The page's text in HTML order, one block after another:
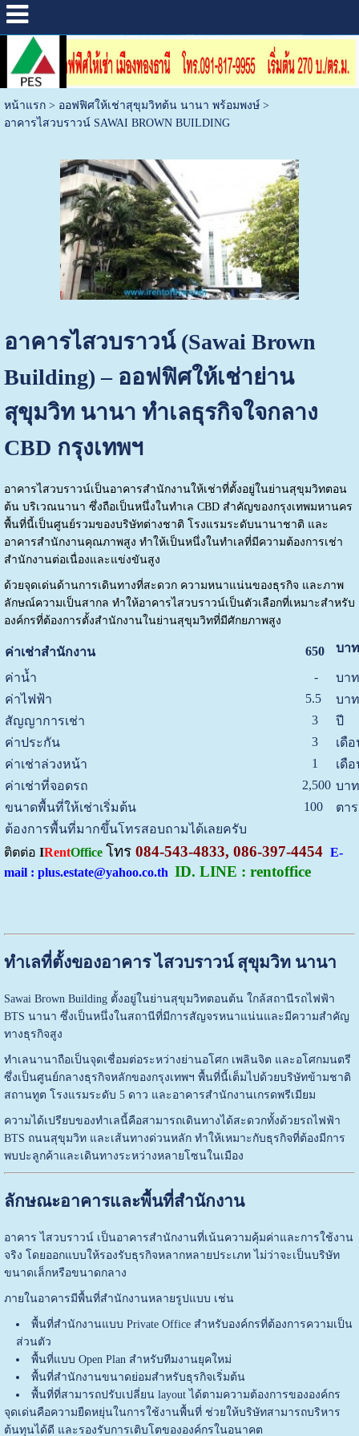
หน้าแรก> ออฟฟิศให้เช่าสุขุมวิทต้น นานา พร้อมพงษ์>
อาคารไสวบราวน์ SAWAI BROWN BUILDING
อาคารไสวบราวน์ (Sawai Brown
Building) – ออฟฟิศให้เช่าย่าน
สุขุมวิท นานา ทำเลธุรกิจใจกลาง
CBD กรุงเทพฯ
อาคารไสวบราวน์เป็นอาคารสำนักงานให้เช่าที่ตั้งอยู่ในย่านสุขุมวิทตอน
ต้น บริเวณนานา ซึ่งถือเป็นหนึ่งในทำเล CBD สำคัญของกรุงเทพมหานคร
พื้นที่นี้เป็นศูนย์รวมของบริษัทต่างชาติ โรงแรมระดับนานาชาติ และ
อาคารสำนักงานคุณภาพสูง ทำให้เป็นหนึ่งในทำเลที่มีความต้องการเช่า
สำนักงานต่อเนื่องและแข่งขันสูง
ด้วยจุดเด่นด้านการเดินทางที่สะดวก ความหนาแน่นของธุรกิจ และภาพ
ลักษณ์ความเป็นสากล ทำให้อาคารไสวบราวน์เป็นตัวเลือกที่เหมาะสำหรับ
องค์กรที่ต้องการตั้งสำนักงานในย่านสุขุมวิทที่มีศักยภาพสูง
ค่าเช่าสำนักงาน 650 บา
ค่าน้ำ -
บา
ค่าไฟฟ้า
5.5
บา
สัญญาการเช่า
3
ปี
ค่าประกัน
3
เดื
ค่าเช่าล่วงหน้า
1
เดื
ค่าเช่าที่จอดรถ
2,500 บา
ขนาดพื้นที่ให้เช่าเริ่มต้น
100
ตา
ต้องการพื้นที่มากขึ้นโทรสอบถามได้เลยครับ
ติตต่อ IRentOffice โทร084-543-4833, 086-397-4454 E-
mail : plus.estate@yahoo.co.th ID. LINE : rentoffice
ทำเลที่ตั้งของอาคาร ไสวบราวน์ สุขุมวิท นานา
Sawai Brown Buildingตั้งอยู่ในย่านสุขุมวิทตอนต้น ใกล้สถานีรถไฟฟ้า
BTS นานา ซึ่งเป็นหนึ่งในสถานีที่มีการสัญจรหนาแน่นและมีความสำคัญ
ทางธุรกิจสูง
ทำเลนานาถือเป็นจุดเชื่อมต่อระหว่างย่านอโศก เพลินจิต และอโศกมนตรี
ซึ่งเป็นศูนย์กลางธุรกิจหลักของกรุงเทพฯ พื้นที่นี้เต็มไปด้วยบริษัทข้ามชาติ
สถานทูต โรงแรมระดับ 5 ดาว และอาคารสำนักงานเกรดพรีเมียม
ความได้เปรียบของทำเลนี้คือสามารถเดินทางได้สะดวกทั้งด้วยรถไฟฟ้า
BTS ถนนสุขุมวิท และเส้นทางด่วนหลัก ทำให้เหมาะกับธุรกิจที่ต้องมีการ
พบปะลูกค้าและเดินทางระหว่างหลายโซนในเมือง
ลักษณะอาคารและพื้นที่สำนักงาน
อาคาร ไสวบราวน์ เป็นอาคารสำนักงานที่เน้นความคุ้มค่าและการใช้งาน
จริง โดยออกแบบให้รองรับธุรกิจหลากหลายประเภท ไม่ว่าจะเป็นบริษัท
ขนาดเล็กหรือขนาดกลาง
ภายในอาคารมีพื้นที่สำนักงานหลายรูปแบบ เช่น
พื้นที่สำนักงานแบบ Private Office สำหรับองค์กรที่ต้องการความเป็น
ส่วนตัว
พื้นที่แบบ Open Plan สำหรับทีมงานยุคใหม่
พื้นที่สำนักงานขนาดย่อมสำหรับธุรกิจเริ่มต้น
พื้นที่ที่สามารถปรับเปลี่ยน layout ได้ตามความต้องการขององค์กร
จุดเด่นคือความยืดหยุ่นในการใช้งานพื้นที่ ช่วยให้บริษัทสามารถบริหาร
ต้นทุนได้ดี และรองรับการเติบโตขององค์กรในอนาคต